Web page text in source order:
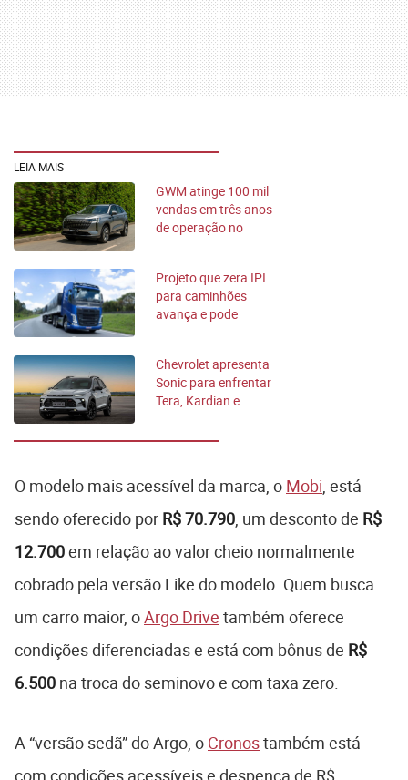
LEIA MAIS
GWM atinge 100 mil
vendas em três anos
de operação no
Projeto que zera IPI
para caminhões
avança e pode
Chevrolet apresenta
Sonic para enfrentar
Tera, Kardian e
O modelo mais acessível da marca, o Mobi, está
sendo oferecido por R$ 70.790, um desconto de R$
12.700em relação ao valor cheio normalmente
cobrado pela versão Like do modelo. Quem busca
um carro maior, oArgo Drive também oferece
condições diferenciadas e está com bônus de R$
6.500 na troca do seminovo e com taxa zero.
A “versão sedã” do Argo, o Cronostambém está
com condições acessíveis e despenca de R$